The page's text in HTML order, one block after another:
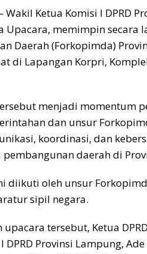
Ketua Komisi I DPRD
Upacara, memimpin secara
Daerah (Forkopimda)
di Lapangan Korpri,
menjadi momentum
dan unsur
koordinasi, dan
daerah di
diikuti oleh unsur
sipil negara.
upacara tersebut, Ketua
DPRD Provinsi Lampung,